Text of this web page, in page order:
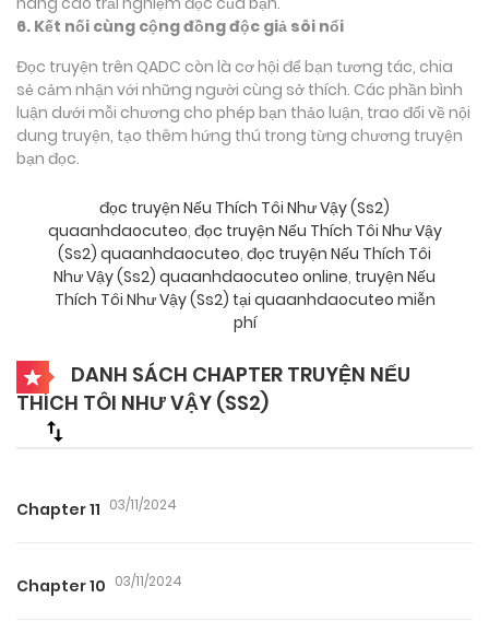
6. Kết nối cùng cộng đồng độc giả sôi nổi
Đọc truyện trên QADC còn là cơ hội để bạn tương tác, chia
sẻ cảm nhận với những người cùng sở thích. Các phần bình
luận dưới mỗi chương cho phép bạn thảo luận, trao đổi về nội
dung truyện, tạo thêm hứng thú trong từng chương truyện
bạn đọc.
đọc truyện Nếu Thích Tôi Như Vậy (Ss2)
quaanhdaocuteo, đọc truyện Nếu Thích Tôi Như Vậy
(Ss2) quaanhdaocuteo, đọc truyện Nếu Thích Tôi
Như Vậy (Ss2) quaanhdaocuteo online, truyện Nếu
Thích Tôi Như Vậy (Ss2) tại quaanhdaocuteo miễn
phí
DANH SÁCH CHAPTER TRUYỆN NẾU
THÍCH TÔI NHƯ VẬY (SS2)
Chapter 11 03/11/2024
Chapter 10 03/11/2024